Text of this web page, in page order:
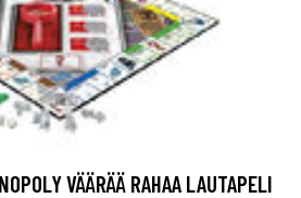
VÄÄRÄÄ RAHAA LAUTAPELI